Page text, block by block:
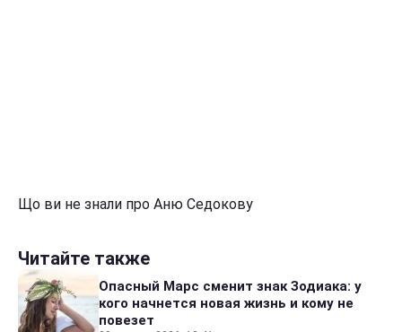
Що ви не знали про Аню Седокову
Читайте также
Опасный Марс сменит знак Зодиака: у
кого начнется новая жизнь и кому не
повезет